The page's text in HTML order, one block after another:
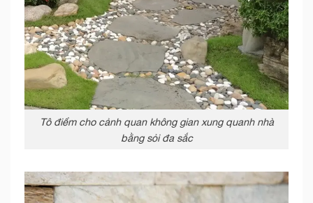
Tô điểm cho cảnh quan không gian xung quanh nhà
bằng sỏi đa sắc